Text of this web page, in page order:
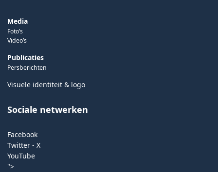
Media
Foto’s
Video’s
Publicaties
Persberichten
Visuele identiteit & logo
Sociale netwerken
Facebook
Twitter - X
YouTube
">